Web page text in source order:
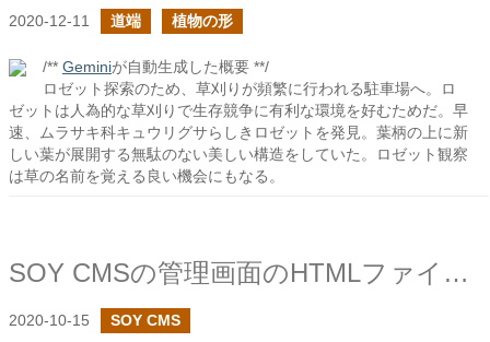
2020-12-11 道端 植物の形
/** Geminiが自動生成した概要 **/
ロゼット探索のため、草刈りが頻繁に行われる駐車場へ。ロ
ゼットは人為的な草刈りで生存競争に有利な環境を好むためだ。早
速、ムラサキ科キュウリグサらしきロゼットを発見。葉柄の上に新
しい葉が展開する無駄のない美しい構造をしていた。ロゼット観察
は草の名前を覚える良い機会にもなる。
SOY CMSの管理画面のHTMLファイルの探し方
2020-10-15 SOY CMS